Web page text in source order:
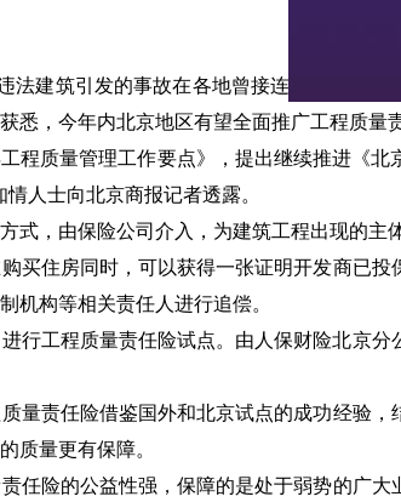
建筑引发的事故在各地曾接连发生，而引
，今年内北京地区有望全面推广工程质量
质量管理工作要点》，提出继续推进《北
人士向北京商报记者透露。
，由保险公司介入，为建筑工程出现的主
住房同时，可以获得一张证明开发商已投
机构等相关责任人进行追偿。
工程质量责任险试点。由人保财险北京分
责任险借鉴国外和北京试点的成功经验，
质量更有保障。
险的公益性强，保障的是处于弱势的广大